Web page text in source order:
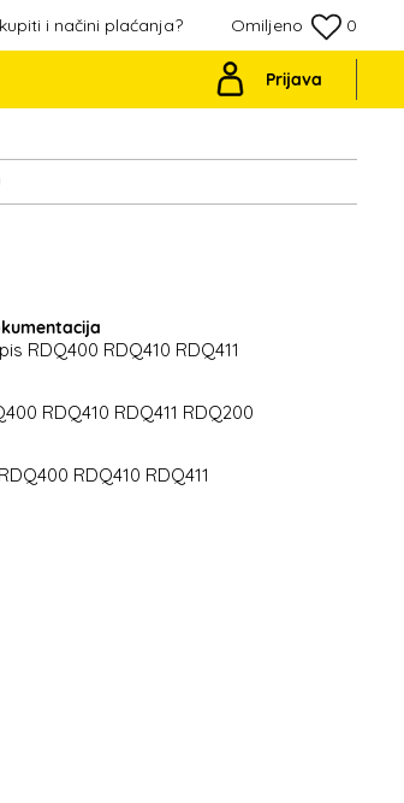
Omiljeno 0
i načini plaćanja?
Prijava
RDQ400 RDQ410 RDQ411
RDQ410 RDQ411 RDQ200
RDQ410 RDQ411